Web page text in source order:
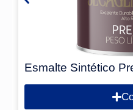
Esmalte Sintético